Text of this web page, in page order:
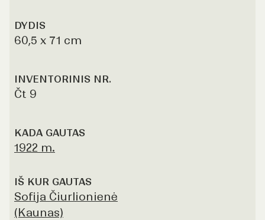
DYDIS
60,5 x 71 cm
INVENTORINIS NR.
Čt 9
KADA GAUTAS
1922 m.
IŠ KUR GAUTAS
Sofija Čiurlionienė
(Kaunas)